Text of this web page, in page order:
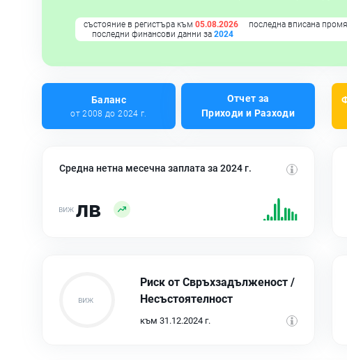
състояние в регистъра към 05.08.2026 последна вписана
последни финансови данни за 2024
Баланс
от 2008 до 2024 г.
Отчет за
Приходи и Разходи
Средна нетна месечна заплата за 2024 г.
лв
Риск от Свръхзадълженост /
Несъстоятелност
към 31.12.2024 г.